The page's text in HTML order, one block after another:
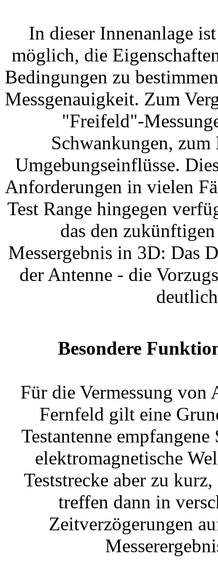
In dieser Innenanlage
möglich, die
Bedingungen zu
Messgenauigkeit. Zum
"Freifeld"-
Schwankungen,
Umgebungseinflüsse.
Anforderungen in vielen
Test Range hingegen
das den
Messergebnis in 3D: Das
der Antenne - die
Besondere
Für die Vermessung von
Fernfeld gilt eine
Testantenne
elektromagnetische
Teststrecke aber zu
treffen dann in
Zeitverzögerungen